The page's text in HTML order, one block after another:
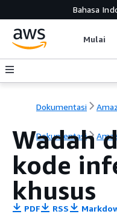
Bahasa
Mulai
Dokumentasi
Dokumentasi
Wadah
kode
khusus
PDF RSS